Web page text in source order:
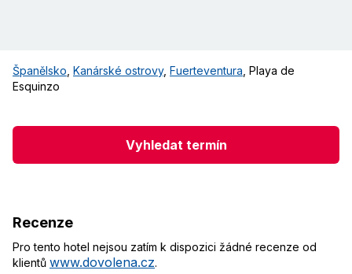
Španělsko Kanárské ostrovy, Fuerteventura Playa de
Esquinzo
Vyhledat termín
Recenze
Pro tento hotel nejsou zatím k dispozici žádné recenze od
klientů www.dovolena.cz.